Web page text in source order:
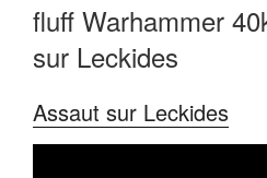
fluff Warhammer
sur Leckides
Assaut sur Leckides